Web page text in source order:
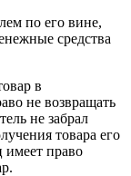
по его вине,
средства
в
не возвращать
не забрал
товара его
имеет право